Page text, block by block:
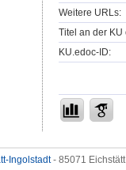
Weitere URLs:
Titel an der KU
KU.edoc-ID:
Ingolstadt- 85071 Eichstätt